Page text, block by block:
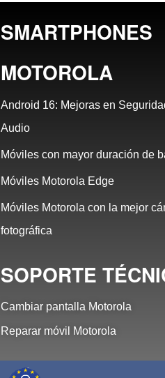
SMARTPHONES
MOTOROLA
Android 16: Mejoras en
Audio
Móviles con mayor duración de
Móviles Motorola Edge
Móviles Motorola con la mejor
fotográfica
SOPORTE
Cambiar pantalla Motorola
Reparar móvil Motorola